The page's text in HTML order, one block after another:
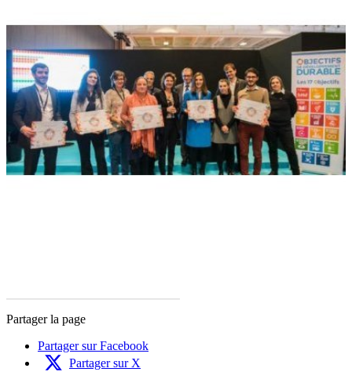
Partager la page
Partager sur Facebook
Partager sur X